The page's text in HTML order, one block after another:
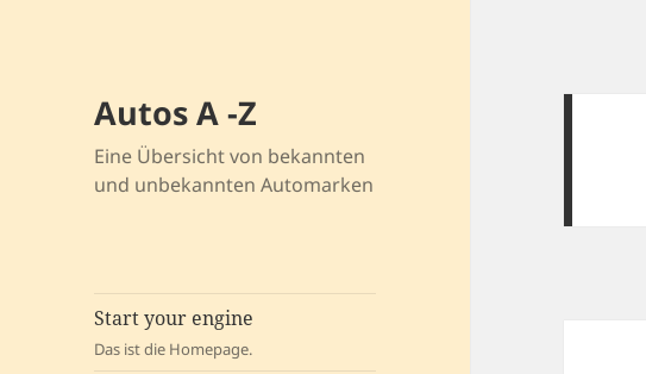
Autos A -Z
Eine Übersicht von bekannten
und unbekannten Automarken
Start your engine
Das ist die Homepage.